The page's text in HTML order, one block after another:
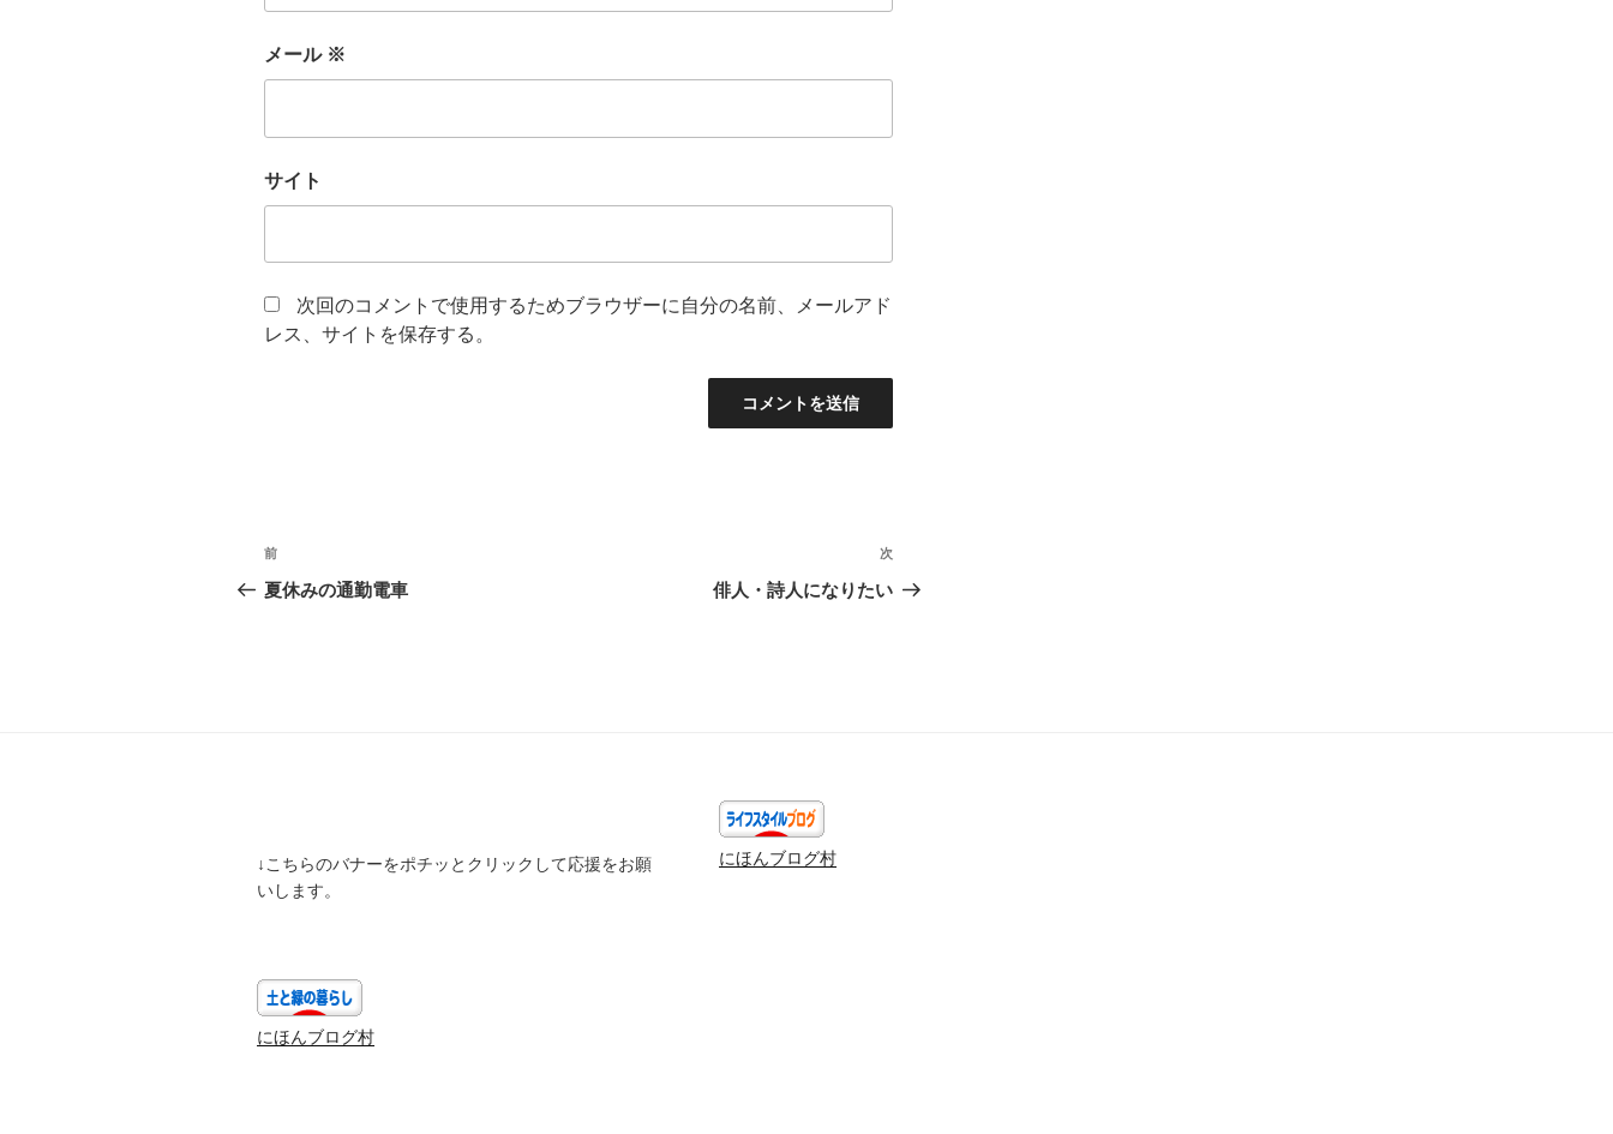
メール ※
サイト
次回のコメントで使用するためブラウザーに自分の名前、メールアド
レス、サイトを保存する。
投
稿
ン
前
の
前
夏休みの通勤電車
次
の
次
俳人・詩人になりたい
↓こちらのバナーをポチッとクリックして応援をお願
いします。
にほんブログ村
にほんブログ村